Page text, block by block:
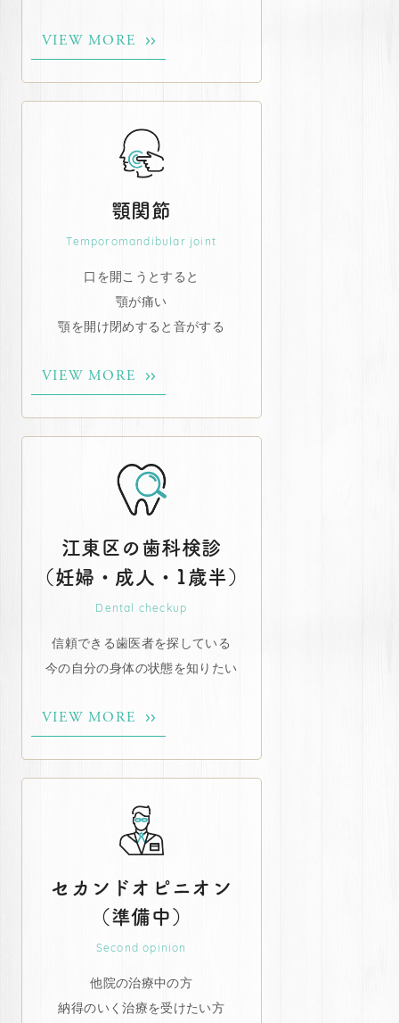
VIEW MORE
顎関節
Temporomandibular joint
口を開こうとすると
顎が痛い
顎を開け閉めすると音がする
VIEW MORE
江東区の歯科検診
（妊婦・成人・1歳半）
Dental checkup
信頼できる歯医者を探している
今の自分の身体の状態を知りたい
VIEW MORE
セカンドオピニオン
（準備中）
Second opinion
他院の治療中の方
納得のいく治療を受けたい方